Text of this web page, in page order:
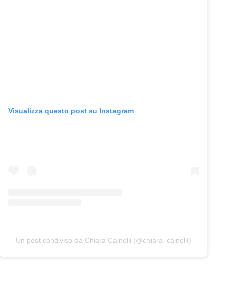
Visualizza questo post su Instagram
Un post condiviso da Chiara Cainelli (@chiara_cainelli)